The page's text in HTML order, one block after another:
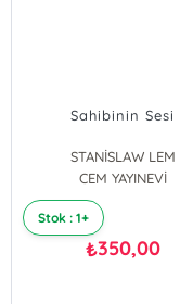
Sahibinin Sesi
STANİSLAW LEM
CEM YAYINEVİ
Stok : 1+
₺350,00